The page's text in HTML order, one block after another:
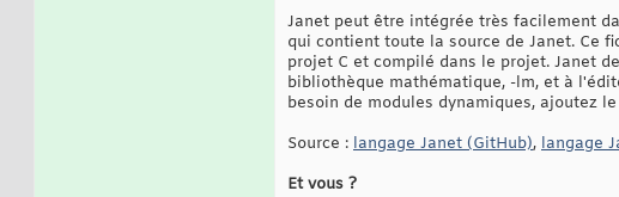
22
23
24
25
-n : Disable ANSI color
-l path : Execute code in
  -- : Stop handling options
Janet peut être intégrée très facilement
qui contient toute la source de Janet. Ce
projet C et compilé dans le projet. Janet
bibliothèque mathématique, -lm, et à
besoin de modules dynamiques, ajoutez
Source : langage Janet (GitHub), langage
Et vous ?